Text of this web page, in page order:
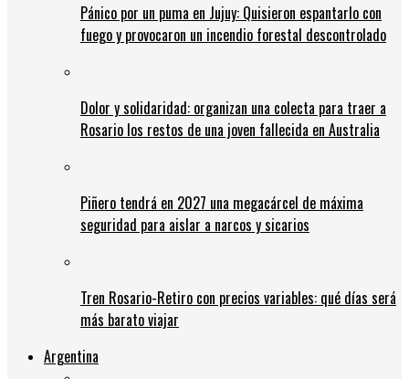
Pánico por un puma en Jujuy: Quisieron espantarlo con
fuego y provocaron un incendio forestal descontrolado
Dolor y solidaridad: organizan una colecta para traer a
Rosario los restos de una joven fallecida en Australia
Piñero tendrá en 2027 una megacárcel de máxima
seguridad para aislar a narcos y sicarios
Tren Rosario-Retiro con precios variables: qué días será
más barato viajar
Argentina